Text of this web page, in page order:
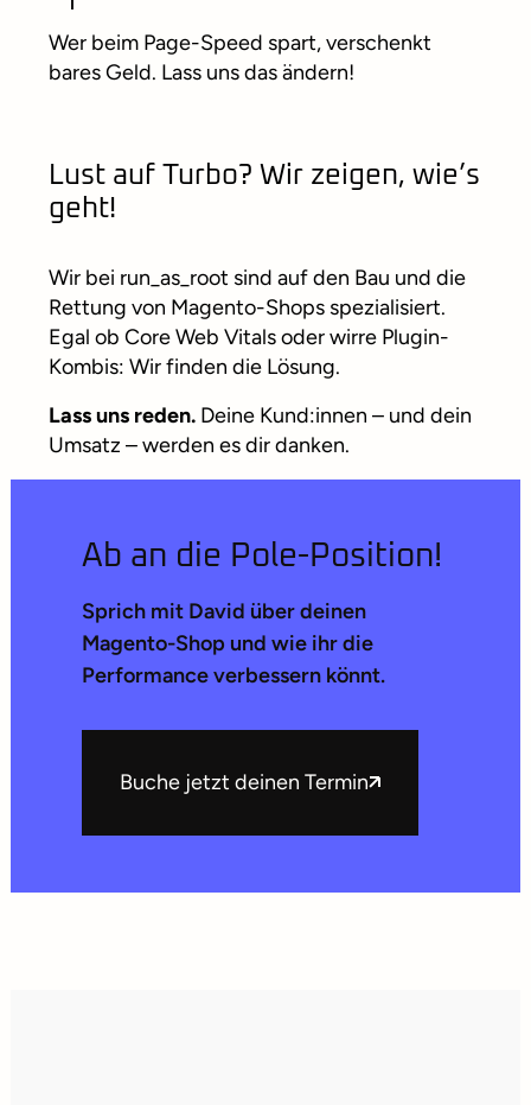
Wer beim Page-Speed spart, verschenkt
bares Geld. Lass uns das ändern!
Lust auf Turbo? Wir zeigen, wie’s
geht!
Wir bei run_as_root sind auf den Bau und die
Rettung von Magento-Shops spezialisiert.
Egal ob Core Web Vitals oder wirre Plugin-
Kombis: Wir finden die Lösung.
Lass uns reden. Deine Kund:innen – und dein
Umsatz – werden es dir danken.
Ab an die Pole-Position!
Sprich mit David über deinen
Magento-Shop und wie ihr die
Performance verbessern könnt.
Buche jetzt deinen Termin